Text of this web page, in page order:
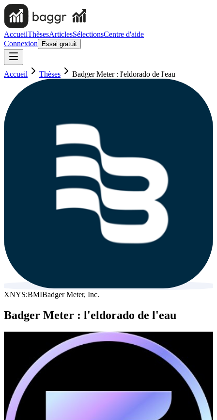
AccueilThèsesArticlesSélectionsCentre d'aide
Connexion
Essai gratuit
Accueil Thèses Badger Meter : l'eldorado de l'eau
XNYS:BMIBadger Meter, Inc.
Badger Meter : l'eldorado de l'eau